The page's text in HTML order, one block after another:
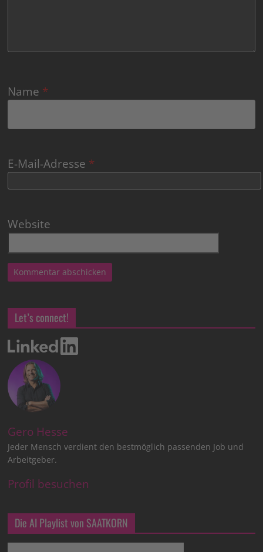
Name *
E-Mail-Adresse *
Website
Let’s connect!
Gero Hesse
Jeder Mensch verdient den bestmöglich passenden Job und
Arbeitgeber.
Profil besuchen
Die AI Playlist von SAATKORN